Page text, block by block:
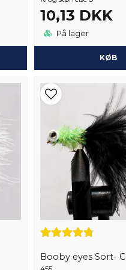
10,13 DKK
På lager
KØB
Booby eyes Sort-